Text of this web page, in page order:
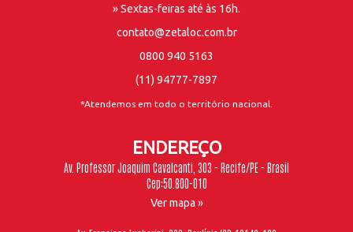
» Sextas-feiras até às 16h.
contato@zetaloc.com.br
0800 940 5163
(11) 94777-7897
*Atendemos em todo o território nacional.
ENDEREÇO
Av. Professor Joaquim Cavalcanti, 303 - Recife/PE - Brasil
Cep:50.800-010
Ver mapa »